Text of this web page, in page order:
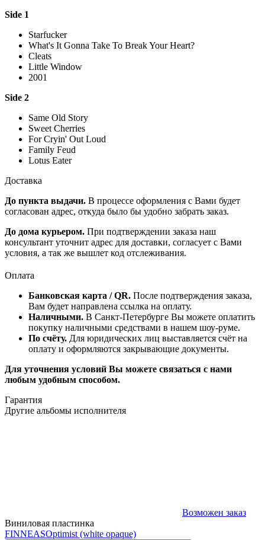
Side 1
Starfucker
What's It Gonna Take To Break Your Heart?
Cleats
Little Window
2001
Side 2
Same Old Story
Sweet Cherries
For Cryin' Out Loud
Family Feud
Lotus Eater
Доставка
До пункта выдачи. В процессе оформления с Вами будет
согласован адрес, откуда было бы удобно забрать заказ.
До дома курьером. При подтверждении заказа наш
консультант уточнит адрес для доставки, согласует с Вами
условия, а так же вышлет код отслеживания.
Оплата
Банковская карта / QR. После подтверждения заказа,
Вам будет направлена ссылка на оплату.
Наличными. В Санкт-Петербурге Вы можете оплатить
покупку наличными средствами в нашем шоу-руме.
По счёту. Для юридических лиц выставляется счёт на
оплату и оформляются закрывающие документы.
Для уточнения условий Вы можете связаться с нами
любым удобным способом.
Гарантия
Другие альбомы исполнителя
Возможен заказ
Виниловая пластинка
FINNEASOptimist (white opaque)